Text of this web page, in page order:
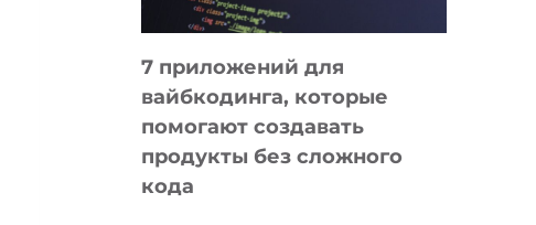
7 приложений для
вайбкодинга, которые
помогают создавать
продукты без сложного
кода